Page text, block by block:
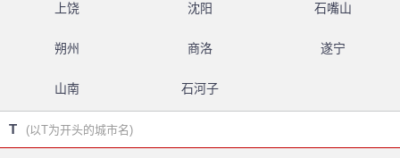
上饶 沈阳 石嘴山
朔州 商洛 遂宁
山南 石河子
T (以T为开头的城市名)